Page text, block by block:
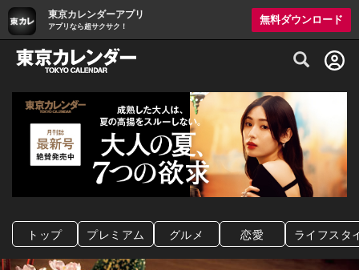
東京カレンダーアプリ
アプリなら超サクサク！
無料ダウンロード
グルメ情報・プレミアムレストラン予約
トップ プレミアム グルメ 恋愛 ライフスタ